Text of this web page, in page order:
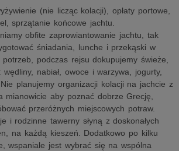
(nie licząc kolacji), opłaty portowe,
sprzątanie końcowe jachtu.
obfite zaprowiantowanie jachtu, tak
śniadania, lunche i przekąski w
podczas rejsu dokupujemy świeże,
nabiał, owoce i warzywa, jogurty,
planujemy organizacji kolacji na jachcie z
mianowicie aby poznać dobrze Grecję,
przeróżnych miejscowych potraw.
i rodzinne tawerny słyną z doskonałych
na każdą kieszeń. Dodatkowo po kilku
wspaniale jest wybrać się na wspólna